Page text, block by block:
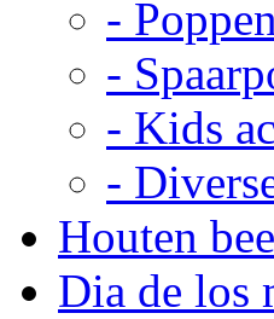
- Poppen
-
- Kids
-
Houten
Dia de los